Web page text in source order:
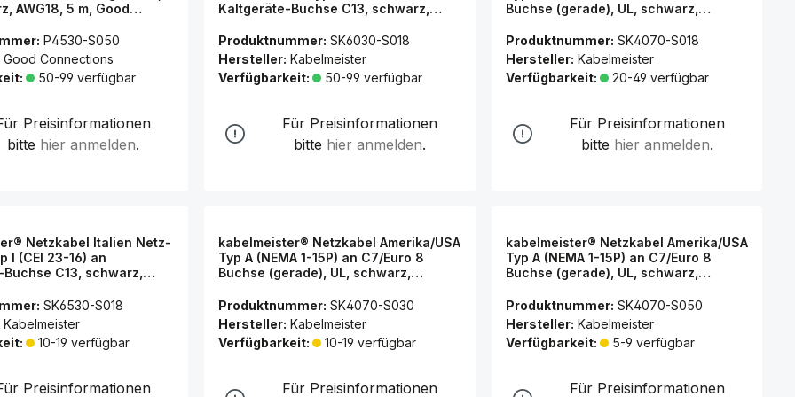
AWG18, 5 m, Good
P4530-S050
Good Connections
50-99 verfügbar
Preisinformationen
bitte hier anmelden.
Kaltgeräte-Buchse C13, schwarz,
Produktnummer: SK6030-S018
Hersteller: Kabelmeister
Verfügbarkeit:
50-99 verfügbar
Für Preisinformationen
bitte hier anmelden.
Buchse (gerade), UL, schwarz,
Produktnummer: SK4070-S018
Hersteller: Kabelmeister
Verfügbarkeit:
20-49 verfügbar
Für Preisinformationen
bitte hier anmelden.
Netzkabel Italien Netz-
I (CEI 23-16) an
C13, schwarz,
SK6530-S018
Kabelmeister
10-19 verfügbar
Preisinformationen
kabelmeister® Netzkabel Amerika/USA
Typ A (NEMA 1-15P) an C7/Euro 8
Buchse (gerade), UL, schwarz,
Produktnummer: SK4070-S030
Hersteller: Kabelmeister
Verfügbarkeit:
10-19 verfügbar
Für Preisinformationen
kabelmeister® Netzkabel Amerika/USA
Typ A (NEMA 1-15P) an C7/Euro 8
Buchse (gerade), UL, schwarz,
Produktnummer: SK4070-S050
Hersteller: Kabelmeister
Verfügbarkeit:
5-9 verfügbar
Für Preisinformationen